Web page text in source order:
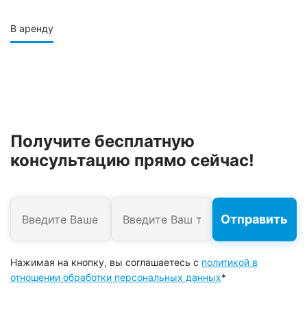
В аренду
Получите бесплатную
консультацию прямо сейчас!
Нажимая на кнопку, вы соглашаетесь с политикой в
отношении обработки персональных данных*